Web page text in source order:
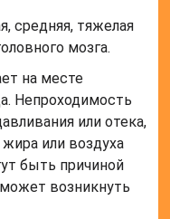
средняя, тяжелая
мозга.
на месте
Непроходимость
или отека,
или воздуха
быть причиной
возникнуть